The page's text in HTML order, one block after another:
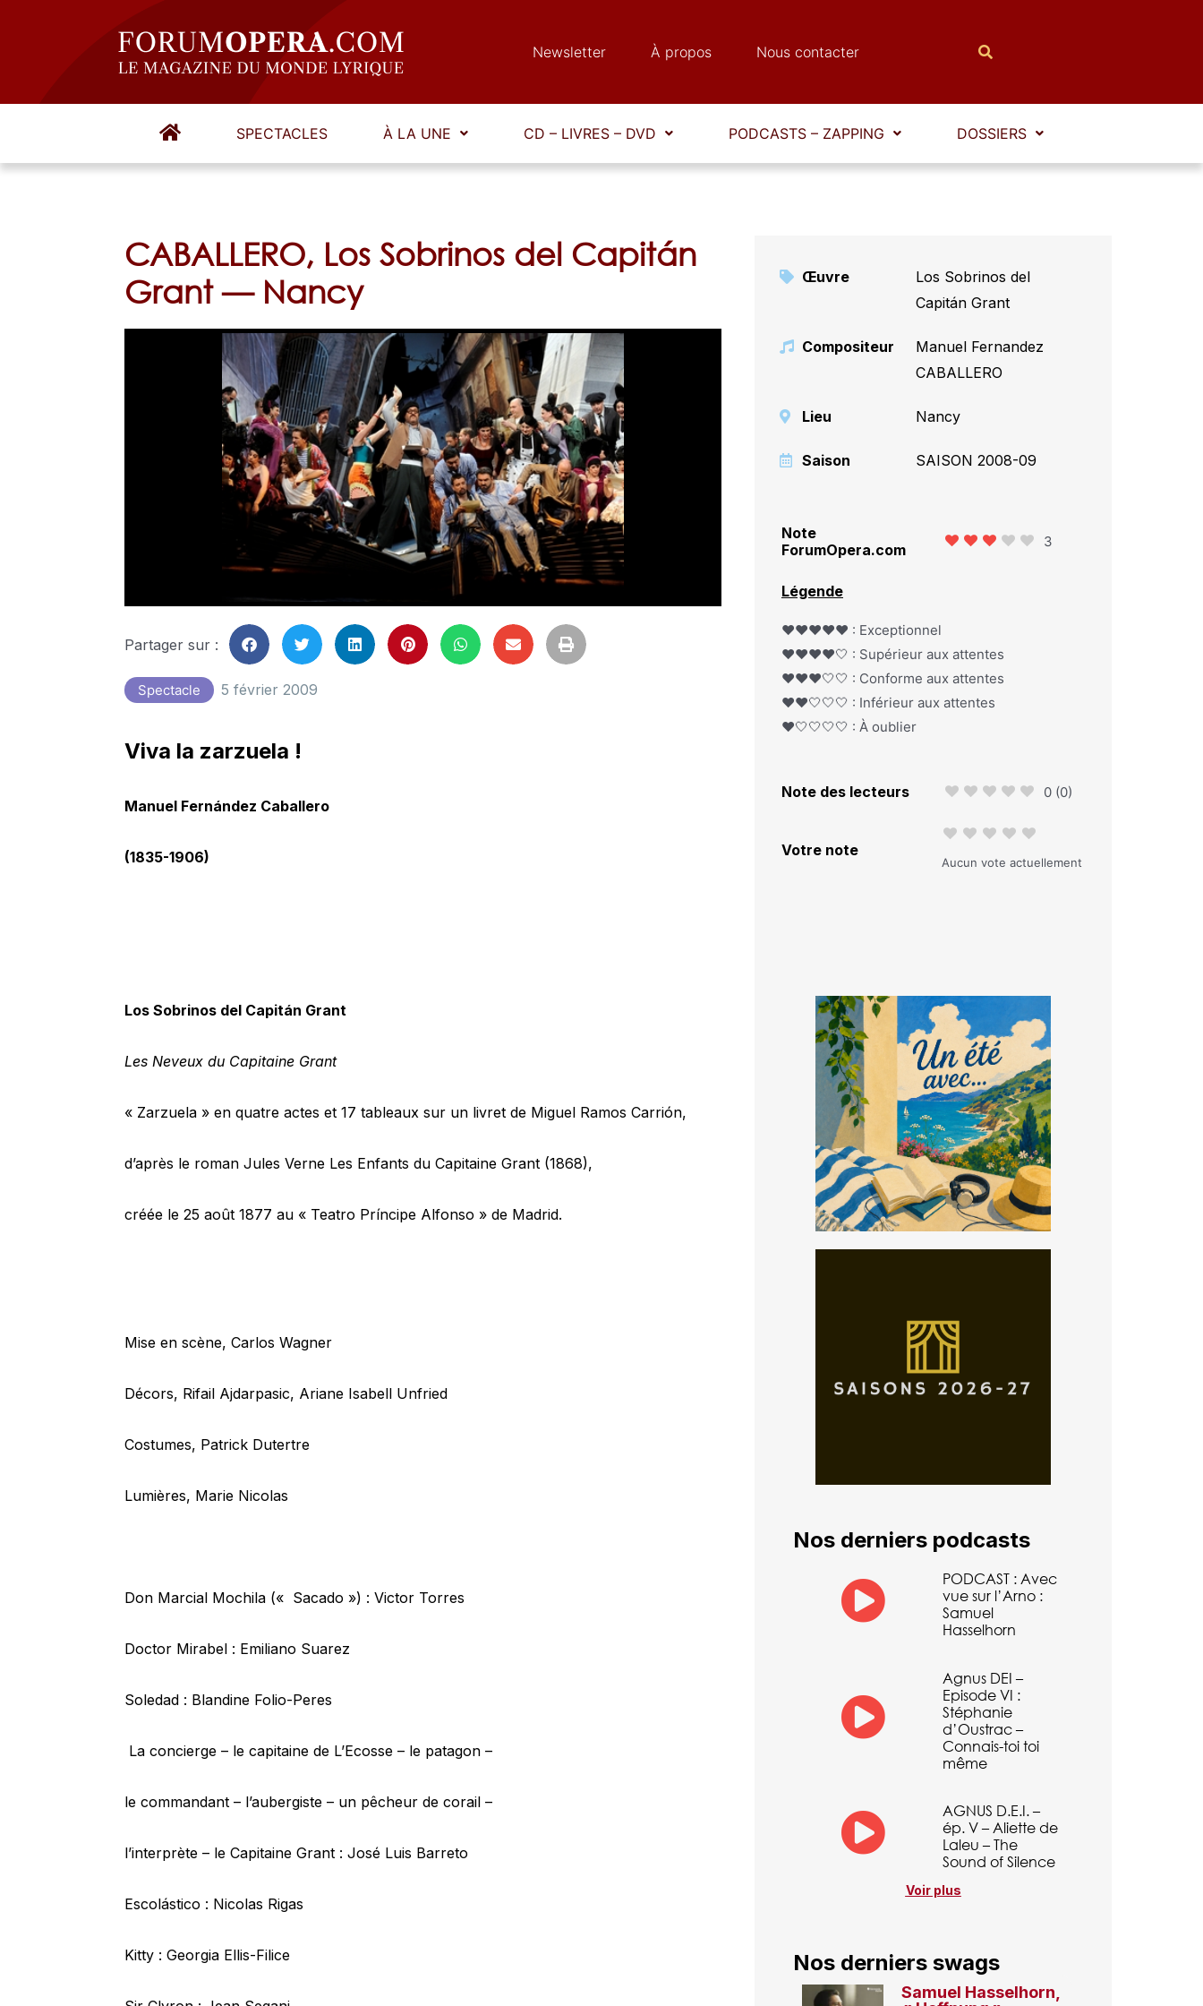
Newsletter À propos Nous contacter
SPECTACLES À LA UNE CD – LIVRES – DVD PODCASTS – ZAPPING DOSSIERS
CABALLERO, Los Sobrinos del Capitán
Grant — Nancy
Partager sur :
Spectacle 5 février 2009
Viva la zarzuela !
Manuel Fernández Caballero
(1835-1906)
Los Sobrinos del Capitán Grant
Les Neveux du Capitaine Grant
« Zarzuela » en quatre actes et 17 tableaux sur un livret de Miguel Ramos Carrión,
d’après le roman Jules Verne Les Enfants du Capitaine Grant (1868),
créée le 25 août 1877 au « Teatro Príncipe Alfonso » de Madrid.
Mise en scène, Carlos Wagner
Décors, Rifail Ajdarpasic, Ariane Isabell Unfried
Costumes, Patrick Dutertre
Lumières, Marie Nicolas
Don Marcial Mochila (« Sacado ») : Victor Torres
Doctor Mirabel : Emiliano Suarez
Soledad : Blandine Folio-Peres
La concierge – le capitaine de L’Ecosse – le patagon –
le commandant – l’aubergiste – un pêcheur de corail –
l’interprète – le Capitaine Grant : José Luis Barreto
Escolástico : Nicolas Rigas
Kitty : Georgia Ellis-Filice
Œuvre
Los Sobrinos del
Capitán Grant
Compositeur
Manuel Fernandez
CABALLERO
Lieu Nancy
Saison SAISON 2008-09
Note
ForumOpera.com
3
Légende
❤️❤️❤️❤️❤️ : Exceptionnel
❤️❤️❤️❤️🤍 : Supérieur aux attentes
❤️❤️❤️🤍🤍 : Conforme aux attentes
❤️❤️🤍🤍🤍 : Inférieur aux attentes
❤️🤍🤍🤍🤍 : À oublier
Note des lecteurs 0 (0)
Votre note
Aucun vote actuellement
Nos derniers podcasts
PODCAST : Avec
vue sur l’Arno :
Samuel
Hasselhorn
Agnus DEI –
Episode VI :
Stéphanie
d’Oustrac –
Connais-toi toi
même
AGNUS D.E.I. –
ép. V – Aliette de
Laleu – The
Sound of Silence
Voir plus
Nos derniers swags
Samuel Hasselhorn,